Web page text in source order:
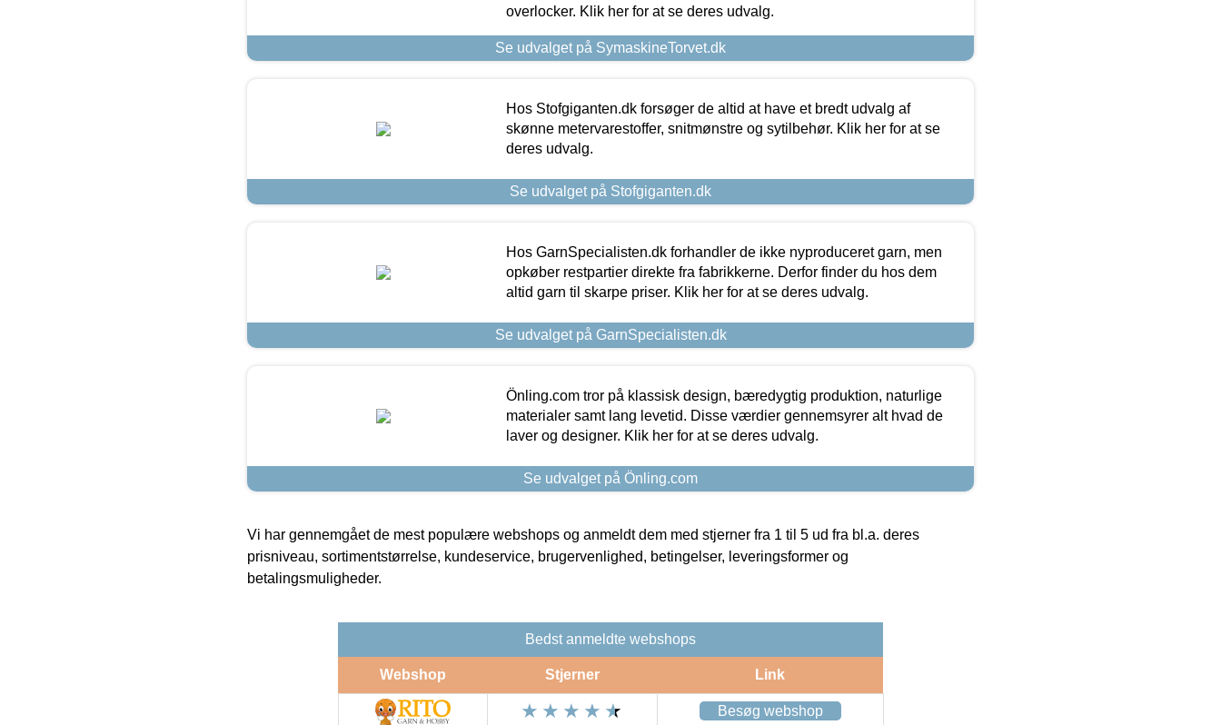
overlocker. Klik her for at se deres udvalg.
Se udvalget på SymaskineTorvet.dk
Hos Stofgiganten.dk forsøger de altid at have et bredt udvalg af
skønne metervarestoffer, snitmønstre og sytilbehør. Klik her for at se
deres udvalg.
Se udvalget på Stofgiganten.dk
Hos GarnSpecialisten.dk forhandler de ikke nyproduceret garn, men
opkøber restpartier direkte fra fabrikkerne. Derfor finder du hos dem
altid garn til skarpe priser. Klik her for at se deres udvalg.
Se udvalget på GarnSpecialisten.dk
Önling.com tror på klassisk design, bæredygtig produktion, naturlige
materialer samt lang levetid. Disse værdier gennemsyrer alt hvad de
laver og designer. Klik her for at se deres udvalg.
Se udvalget på Önling.com
Vi har gennemgået de mest populære webshops og anmeldt dem med stjerner fra 1 til 5 ud fra bl.a. deres
prisniveau, sortimentstørrelse, kundeservice, brugervenlighed, betingelser, leveringsformer og
betalingsmuligheder.
Bedst anmeldte webshops
Webshop Stjerner Link
Besøg webshop